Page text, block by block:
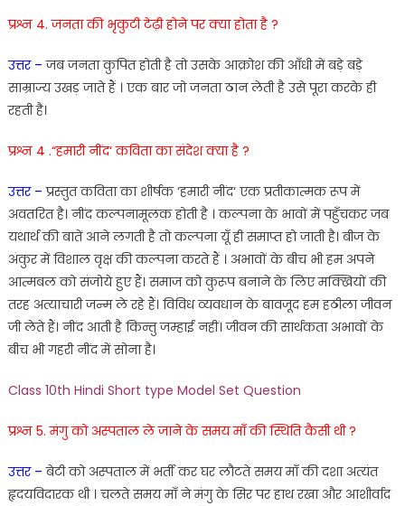
प्रश्न 4. जनताकी भृकुटीटेढ़ीहोनेपरक्याहोताहै ?
उत्तर –जबजनताकुपितहोतीहैतोउसके आक्रोशकी आँधीमेंबड़ेबड़े
साम्राज्यउखड़जातेहैं । एकबारजोजनताठानलेतीहैउसेपूराकरकेही
रहतीहै।
प्रश्न 4 .“हमारीनींद‘कविताकासंदेशक्याहै ?
उत्तर – प्रस्तुतकविताका शीर्षक‘हमारीनींद‘ एकप्रतीकात्मकरूपमें
अवतरितहै। नींदकल्पनामूलकहोतीहै ।कल्पनाके भावोंमेंपहुँचकरजब
यथार्थकीबातें आनेलगतीहैतोकल्पनायूँहीसमाप्तहोजातीहै।बीजके
अंकुरमेंविशालवृक्षकीकल्पनाकरतेहैं । अभावोंकेबीच भीहम अपने
आत्मबलकोसंजोयेहुएहैं।समाजकोकुरूपबनानेकेलिएमक्खियोंकी
तरह अत्याचारीजन्मलेरहेहैं। विविधव्यवधानकेबावजूदहमहठीलाजीवन
जीलेतेहैं। नींद आतीहै किन्तुजम्हाईनहीं।जीवनकीसार्थकता अभावोंके
बीच भीगहरीनींदमेंसोनाहै।
Class 10th Hindi Short type Model Set Question
प्रश्न 5.मंगुको अस्पताललेजानेकेसमयमाँकीस्थितिकैसीथी?
उत्तर – बेटीको अस्पतालमें भर्तीकरघरलौटतेसमयमाँकीदशा अत्यंत
हृदयविदारकथी । चलतेसमयमाँनेमंगुकेसिरपरहाथरखा और आशीर्वाद